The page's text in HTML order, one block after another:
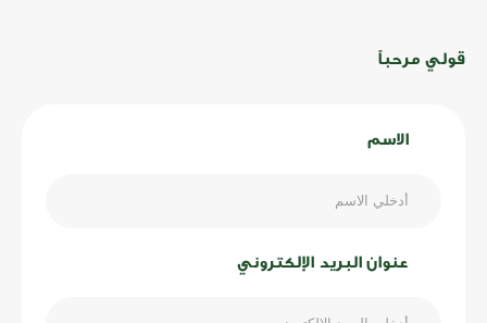
قولي مرحباً
الاسم
عنوان البريد الإلكتروني